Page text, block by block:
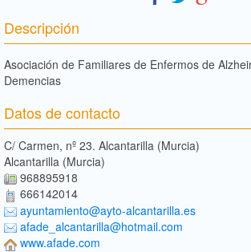
Descripción
Asociación de Familiares de Enfermos de
Demencias
Datos de contacto
C/ Carmen, nº 23. Alcantarilla (Murcia)
Alcantarilla (Murcia)
968895918
666142014
ayuntamiento@ayto-alcantarilla.es
afade_alcantarilla@hotmail.com
www.afade.com